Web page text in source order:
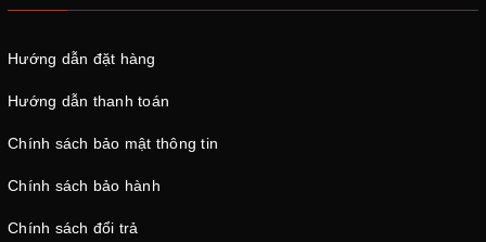
Hướng dẫn đặt hàng
Hướng dẫn thanh toán
Chính sách bảo mật thông tin
Chính sách bảo hành
Chính sách đổi trả